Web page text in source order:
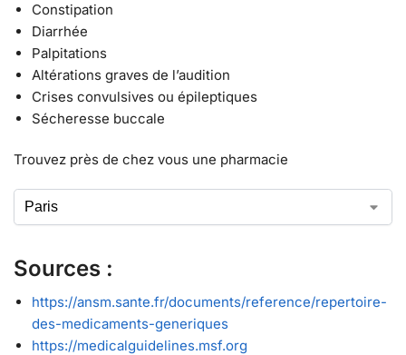
Constipation
Diarrhée
Palpitations
Altérations graves de l’audition
Crises convulsives ou épileptiques
Sécheresse buccale
Trouvez près de chez vous une pharmacie
Sources :
https://ansm.sante.fr/documents/reference/repertoire-
des-medicaments-generiques
https://medicalguidelines.msf.org